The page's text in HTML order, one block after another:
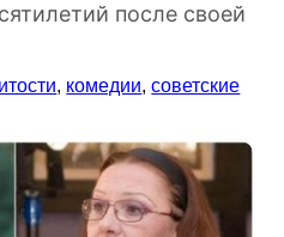
после своей
, комедии,советские